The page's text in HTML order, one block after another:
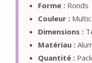
Forme : Ronds
Couleur :
Dimensions :
Matériau :
Quantité :